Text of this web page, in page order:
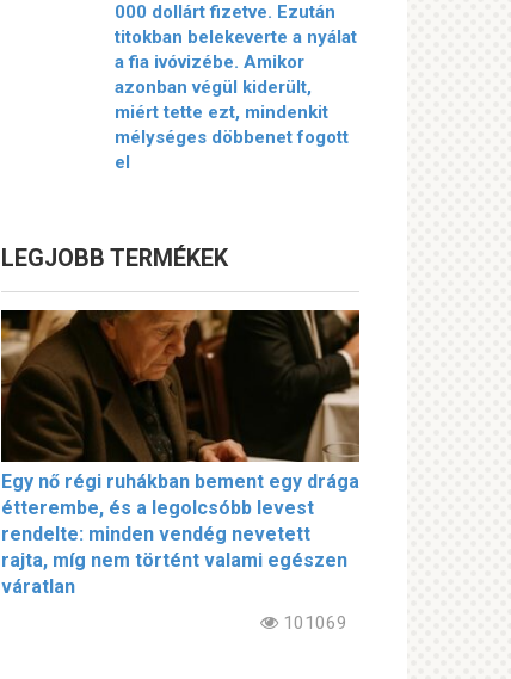
000 dollárt fizetve. Ezután
titokban belekeverte a nyálat
a fia ivóvizébe. Amikor
azonban végül kiderült,
miért tette ezt, mindenkit
mélységes döbbenet fogott
el
LEGJOBB TERMÉKEK
Egy nő régi ruhákban bement egy drága
étterembe, és a legolcsóbb levest
rendelte: minden vendég nevetett
rajta, míg nem történt valami egészen
váratlan
101069